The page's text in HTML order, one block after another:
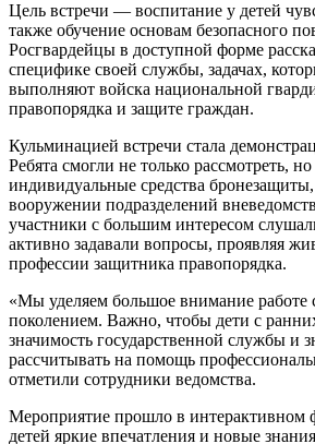
Цель встречи — воспитание у детей
также обучение основам безопасного
Росгвардейцы в доступной форме
специфике своей службы, задачах,
выполняют войска национальной
правопорядка и защите граждан.
Кульминацией встречи стала
Ребята смогли не только рассмотреть,
индивидуальные средства
вооружении подразделений
участники с большим интересом
активно задавали вопросы, проявляя
профессии защитника правопорядка.
«Мы уделяем большое внимание
поколением. Важно, чтобы дети с
значимость государственной службы и
рассчитывать на помощь
отметили сотрудники ведомства.
Мероприятие прошло в интерактивном
детей яркие впечатления и новые